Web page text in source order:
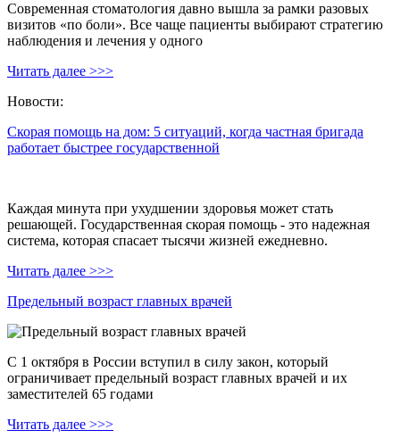
Современная стоматология давно вышла за рамки разовых
визитов «по боли». Все чаще пациенты выбирают стратегию
наблюдения и лечения у одного
Читать далее >>>
Новости:
Скорая помощь на дом: 5 ситуаций, когда частная бригада
работает быстрее государственной
Каждая минута при ухудшении здоровья может стать
решающей. Государственная скорая помощь - это надежная
система, которая спасает тысячи жизней ежедневно.
Читать далее >>>
Предельный возраст главных врачей
С 1 октября в России вступил в силу закон, который
ограничивает предельный возраст главных врачей и их
заместителей 65 годами
Читать далее >>>